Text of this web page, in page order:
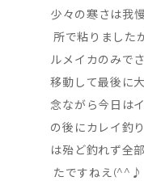
少々の寒さは我
所で粘りました
ルメイカのみで
移動して最後に
念ながら今日は
の後にカレイ釣
は殆ど釣れず全
たですねえ(^^♪